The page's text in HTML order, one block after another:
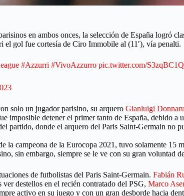
en ambos onces, la selección de España logró
el gol fue cortesía de Ciro Immobile al (11′), vía penalti.
#Azzurri #VivoAzzurro pic.twitter.com/
solo un jugador parisino, su arquero Gianluigi
imposible detener el primer tanto de España, debido
partido, donde el arquero del Paris Saint-Germain no
la campeona de la Eurocopa 2021, tuvo solamente
sin embargo, siempre se le ve con su gran voluntad
de futbolistas del Paris Saint-Germain. Fabián
destellos en el recién contratado del PSG, Marco
activo en su juego y con un gran desborde hacia